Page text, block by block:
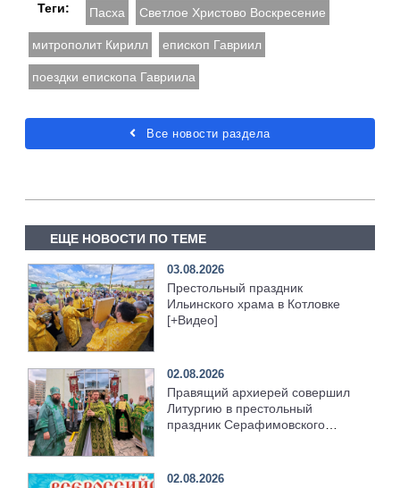
Теги: Пасха Светлое Христово Воскресение
митрополит Кирилл епископ Гавриил
поездки епископа Гавриила
Все новости раздела
ЕЩЕ НОВОСТИ ПО ТЕМЕ
03.08.2026
Престольный праздник
Ильинского храма в Котловке
[+Видео]
02.08.2026
Правящий архиерей совершил
Литургию в престольный
праздник Серафимовского
02.08.2026